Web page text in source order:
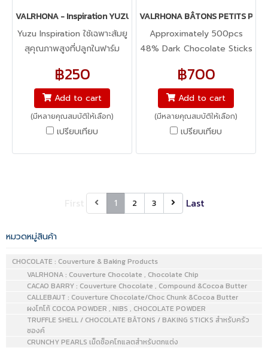
VALRHONA - Inspiration YUZU fruit couverture
Yuzu Inspiration ใช้เฉพาะส้มยู
สุคุณภาพสูงที่ปลูกในฟาร์ม
ชนบทของเมืองโคจิ เมืองที่ตั้ง
อยู่ทางตะวันออกเฉียงใต้ของ
ญี่ปุ่น ซึ่งเป็นแหล่งปลูกส้มยูสุที่
ดีที่สุดในโลก The Inspiration
range is now expanding to
include Yuzu Inspiration.
over the world.
฿250
Add to cart
(มีหลายคุณสมบัติให้เลือก)
เปรียบเทียบ
VALRHONA BÂTONS PETITS
Approximately 500pcs
48% Dark Chocolate Sticks
strong chocolatey flavor in
pastries. Completely stable
for baking.
฿700
Add to cart
(มีหลายคุณสมบัติให้เลือก)
เปรียบเทียบ
1 2 3 Last
หมวดหมู่สินค้า
CHOCOLATE : Couverture & Baking Products
VALRHONA : Couverture Chocolate , Chocolate Chip
CACAO BARRY : Couverture Chocolate , Compound &Cocoa Butter
CALLEBAUT : Couverture Chocolate/Choc Chunk &Cocoa Butter
ผงโกโก้ COCOA POWDER , NIBS , CHOCOLATE POWDER
TRUFFLE SHELL / CHOCOLATE BÂTONS / BAKING STICKS สำหรับครัว
ซองค์
CRUNCHY PEARLS เม็ดช็อคโกแลตสำหรับตกแต่ง